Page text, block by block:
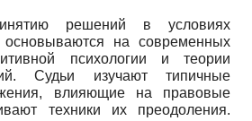
решений в условиях
основываются на современных
психологии и теории
Судьи изучают типичные
влияющие на правовые
техники их преодоления.